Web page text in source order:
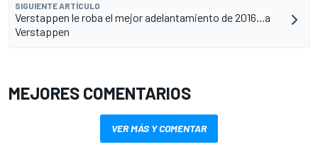
SIGUIENTE ARTÍCULO
Verstappen le roba el mejor adelantamiento de 2016...a
Verstappen
MEJORES COMENTARIOS
VER MÁS Y COMENTAR